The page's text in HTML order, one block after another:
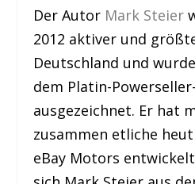
Der Autor Mark Steier
2012 aktiver und
Deutschland und
dem Platin-
ausgezeichnet. Er hat
zusammen etliche
eBay Motors